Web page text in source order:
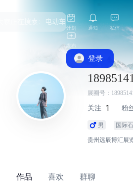
计划 通知 私信
发布
登录
展圈号：
关注 1 粉
男 国际
贵州远辰博汇展
作品 喜欢 群聊